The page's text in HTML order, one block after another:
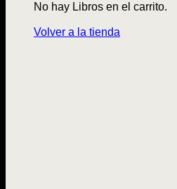
No hay Libros en el carrito.
Volver a la tienda